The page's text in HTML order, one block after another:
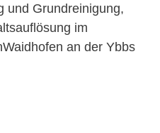
und Grundreinigung,
im
an der Ybbs